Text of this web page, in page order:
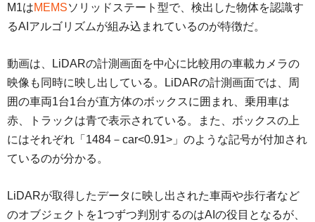
M1はMEMSソリッドステート型で、検出した物体を認識す
るAIアルゴリズムが組み込まれているのが特徴だ。
動画は、LiDARの計測画面を中心に比較用の車載カメラの
映像も同時に映し出している。LiDARの計測画面では、周
囲の車両1台1台が直方体のボックスに囲まれ、乗用車は
赤、トラックは青で表示されている。また、ボックスの上
にはそれぞれ「1484－car<0.91>」のような記号が付加され
ているのが分かる。
LiDARが取得したデータに映し出された車両や歩行者など
のオブジェクトを1つずつ判別するのはAIの役目となるが、